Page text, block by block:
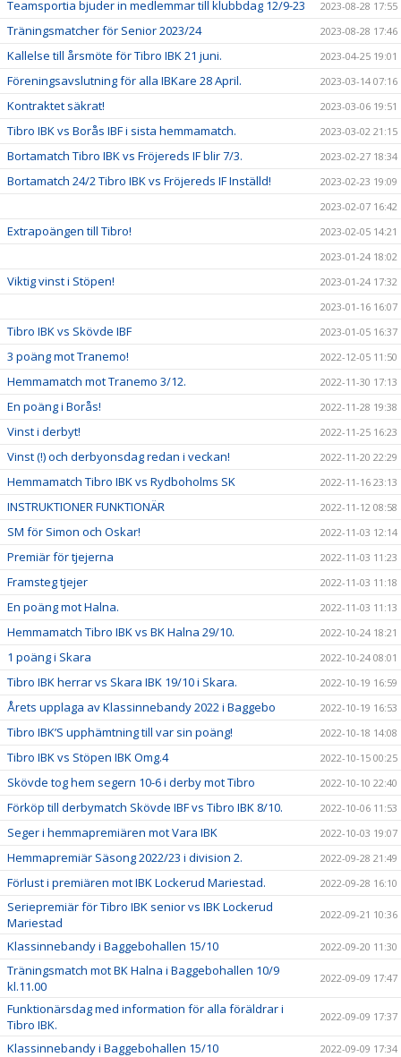
Teamsportia bjuder in medlemmar till klubbdag 12/9-23 2023-08-28 17:55
Träningsmatcher för Senior 2023/24 2023-08-28 17:46
Kallelse till årsmöte för Tibro IBK 21 juni. 2023-04-25 19:01
Föreningsavslutning för alla IBKare 28 April. 2023-03-14 07:16
Kontraktet säkrat! 2023-03-06 19:51
Tibro IBK vs Borås IBF i sista hemmamatch. 2023-03-02 21:15
Bortamatch Tibro IBK vs Fröjereds IF blir 7/3. 2023-02-27 18:34
Bortamatch 24/2 Tibro IBK vs Fröjereds IF Inställd!
2023-02-23 19:09
2023-02-07 16:42
Extrapoängen till Tibro!
2023-02-05 14:21
2023-01-24 18:02
Viktig vinst i Stöpen!
2023-01-24 17:32
2023-01-16 16:07
Tibro IBK vs Skövde IBF 2023-01-05 16:37
3 poäng mot Tranemo! 2022-12-05 11:50
Hemmamatch mot Tranemo 3/12. 2022-11-30 17:13
En poäng i Borås! 2022-11-28 19:38
Vinst i derbyt! 2022-11-25 16:23
Vinst (!) och derbyonsdag redan i veckan! 2022-11-20 22:29
Hemmamatch Tibro IBK vs Rydboholms SK 2022-11-16 23:13
INSTRUKTIONER FUNKTIONÄR 2022-11-12 08:58
SM för Simon och Oskar! 2022-11-03 12:14
Premiär för tjejerna 2022-11-03 11:23
Framsteg tjejer 2022-11-03 11:18
En poäng mot Halna. 2022-11-03 11:13
Hemmamatch Tibro IBK vs BK Halna 29/10. 2022-10-24 18:21
1 poäng i Skara 2022-10-24 08:01
Tibro IBK herrar vs Skara IBK 19/10 i Skara. 2022-10-19 16:59
Årets upplaga av Klassinnebandy 2022 i Baggebo 2022-10-19 16:53
Tibro IBK’S upphämtning till var sin poäng! 2022-10-18 14:08
Tibro IBK vs Stöpen IBK Omg.4 2022-10-15 00:25
Skövde tog hem segern 10-6 i derby mot Tibro 2022-10-10 22:40
Förköp till derbymatch Skövde IBF vs Tibro IBK 8/10. 2022-10-06 11:53
Seger i hemmapremiären mot Vara IBK 2022-10-03 19:07
Hemmapremiär Säsong 2022/23 i division 2. 2022-09-28 21:49
Förlust i premiären mot IBK Lockerud Mariestad. 2022-09-28 16:10
Seriepremiär för Tibro IBK senior vs IBK Lockerud
Mariestad
2022-09-21 10:36
Klassinnebandy i Baggebohallen 15/10 2022-09-20 11:30
Träningsmatch mot BK Halna i Baggebohallen 10/9
kl.11.00
2022-09-09 17:47
Funktionärsdag med information för alla föräldrar i
Tibro IBK.
2022-09-09 17:37
Klassinnebandy i Baggebohallen 15/10 2022-09-09 17:34